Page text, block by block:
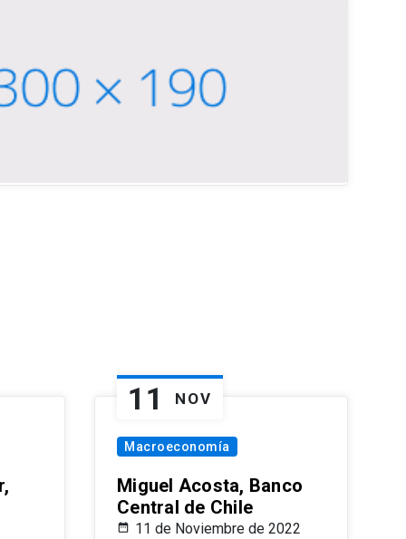
11 NOV
Macroeconomía
Miguel Acosta, Banco
Central de Chile
11 de Noviembre de 2022